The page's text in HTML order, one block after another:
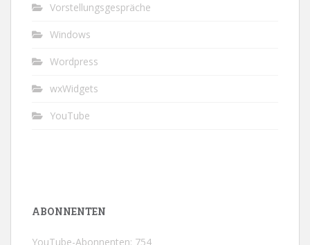
Vorstellungsgespräche
Windows
Wordpress
wxWidgets
YouTube
ABONNENTEN
YouTube-Abonnenten: 754